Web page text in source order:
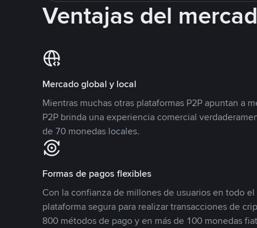
Ventajas del
Mercado global y local
Mientras muchas otras plataformas P2P apuntan a
P2P brinda una experiencia comercial
de 70 monedas locales.
Formas de pagos flexibles
Con la confianza de millones de usuarios en todo
plataforma segura para realizar transacciones de
800 métodos de pago y en más de 100 monedas